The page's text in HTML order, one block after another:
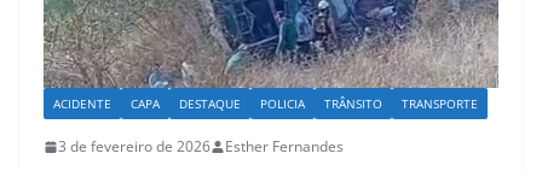
ACIDENTE CAPA DESTAQUE POLICIA TRÂNSITO TRANSPORTE
3 de fevereiro de 2026 Esther Fernandes